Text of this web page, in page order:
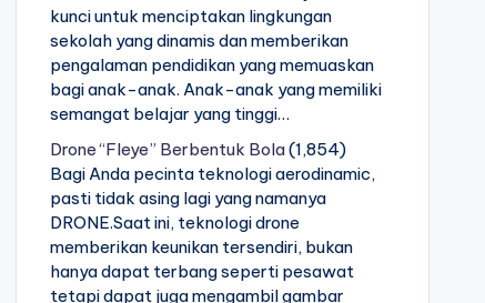
kunci untuk menciptakan lingkungan
sekolah yang dinamis dan memberikan
pengalaman pendidikan yang memuaskan
bagi anak-anak. Anak-anak yang memiliki
semangat belajar yang tinggi…
Drone “Fleye” Berbentuk Bola(1,854)
Bagi Anda pecinta teknologi aerodinamic,
pasti tidak asing lagi yang namanya
DRONE.Saat ini, teknologi drone
memberikan keunikan tersendiri, bukan
hanya dapat terbang seperti pesawat
tetapi dapat juga mengambil gambar